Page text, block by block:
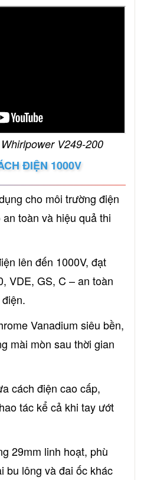
V249-200
ĐIỆN 1000V
cho môi trường điện
toàn và hiệu quả thi
lên đến 1000V, đạt
VDE, GS, C – an toàn
Vanadium siêu bền,
mài mòn sau thời gian
cách điện cao cấp,
tác kể cả khi tay ướt
29mm linh hoạt, phù
bu lông và đai ốc khác